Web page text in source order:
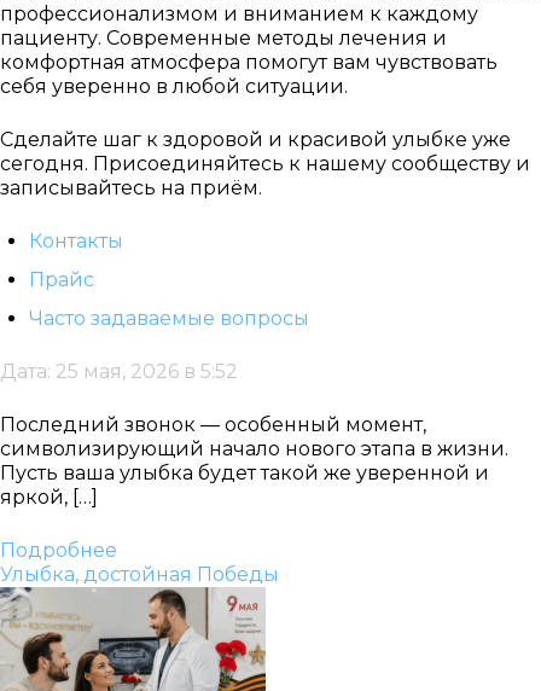
профессионализмом и вниманием к каждому
пациенту. Современные методы лечения и
комфортная атмосфера помогут вам чувствовать
себя уверенно в любой ситуации.
Сделайте шаг к здоровой и красивой улыбке уже
сегодня. Присоединяйтесь к нашему сообществу и
записывайтесь на приём.
Контакты
Прайс
Часто задаваемые вопросы
Дата: 25 мая, 2026 в 5:52
Последний звонок — особенный момент,
символизирующий начало нового этапа в жизни.
Пусть ваша улыбка будет такой же уверенной и
яркой, […]
Подробнее
Улыбка, достойная Победы